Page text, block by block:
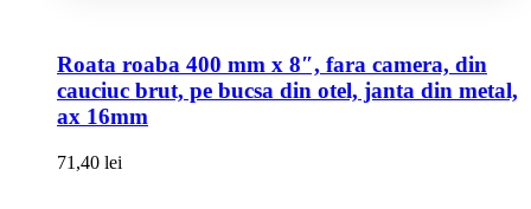
Roata roaba 400 mm x 8″, fara camera, din
cauciuc brut, pe bucsa din otel, janta din metal,
ax 16mm
71,40 lei